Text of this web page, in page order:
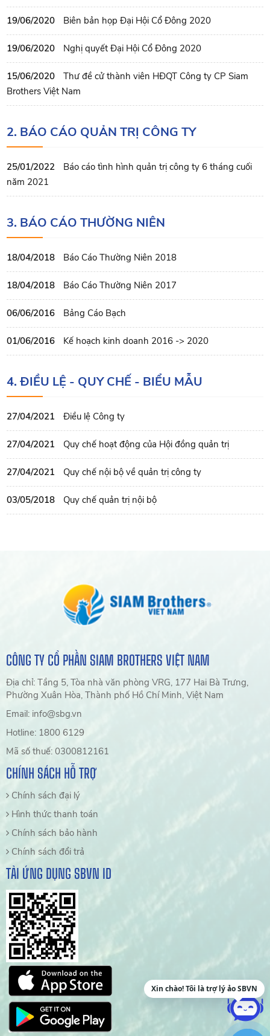
19/06/2020 Biên bản họp Đại Hội Cổ Đông 2020
19/06/2020 Nghị quyết Đại Hội Cổ Đông 2020
15/06/2020
Thư đề cử thành viên HĐQT Công ty CP Siam
Brothers Việt Nam
2. BÁO CÁO QUẢN TRỊ CÔNG TY
25/01/2022
Báo cáo tình hình quản trị công ty 6 tháng cuối
năm 2021
3. BÁO CÁO THƯỜNG NIÊN
18/04/2018 Báo Cáo Thường Niên 2018
18/04/2018 Báo Cáo Thường Niên 2017
06/06/2016 Bảng Cáo Bạch
01/06/2016 Kế hoạch kinh doanh 2016 -> 2020
4. ĐIỀU LỆ - QUY CHẾ - BIỂU MẪU
27/04/2021 Điều lệ Công ty
27/04/2021 Quy chế hoạt động của Hội đồng quản trị
27/04/2021 Quy chế nội bộ về quản trị công ty
03/05/2018 Quy chế quản trị nội bộ
CÔNG TY CỔ PHẦN SIAM BROTHERS VIỆT NAM
Địa chỉ: Tầng 5, Tòa nhà văn phòng VRG, 177 Hai Bà Trưng,
Phường Xuân Hòa, Thành phố Hồ Chí Minh, Việt Nam
Email: info@sbg.vn
Hotline: 1800 6129
Mã số thuế: 0300812161
CHÍNH SÁCH HỖ TRỢ
Chính sách đại lý
Hình thức thanh toán
Chính sách bảo hành
Chính sách đổi trả
TẢI ỨNG DỤNG SBVN ID
Xin chào! Tôi là trợ lý ảo SBVN